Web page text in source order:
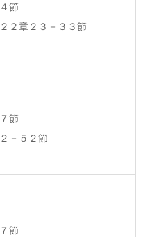
節
２章２３－３３節
節
－５２節
節